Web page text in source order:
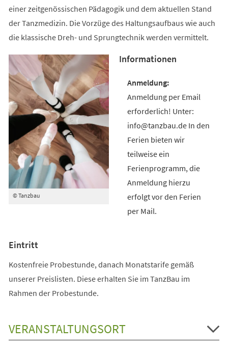
einer zeitgenössischen Pädagogik und dem aktuellen Stand
der Tanzmedizin. Die Vorzüge des Haltungsaufbaus wie auch
die klassische Dreh- und Sprungtechnik werden vermittelt.
© Tanzbau
Informationen
Anmeldung per Email
erforderlich! Unter:
info@tanzbau.de In den
Ferien bieten wir
teilweise ein
Ferienprogramm, die
Anmeldung hierzu
erfolgt vor den Ferien
per Mail.
Eintritt
Kostenfreie Probestunde, danach Monatstarife gemäß
unserer Preislisten. Diese erhalten Sie im TanzBau im
Rahmen der Probestunde.
VERANSTALTUNGSORT